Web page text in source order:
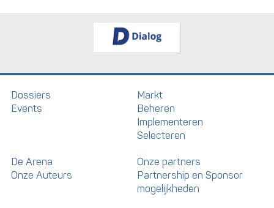
Dossiers
Events
Markt
Beheren
Implementeren
Selecteren
De Arena
Onze Auteurs
Onze partners
Partnership en Sponsor
mogelijkheden